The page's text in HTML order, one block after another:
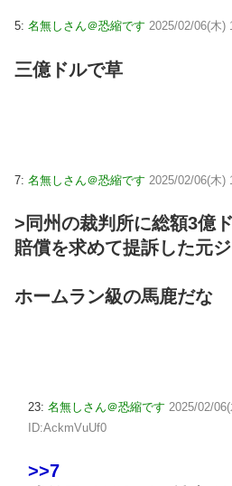
5: 名無しさん＠恐縮です 2025/02/06(木)
三億ドルで草
7: 名無しさん＠恐縮です 2025/02/06(木)
>同州の裁判所に総額3億
賠償を求めて提訴した元
ホームラン級の馬鹿だな
23: 名無しさん＠恐縮です 2025/02/
ID:AckmVuUf0
>>7